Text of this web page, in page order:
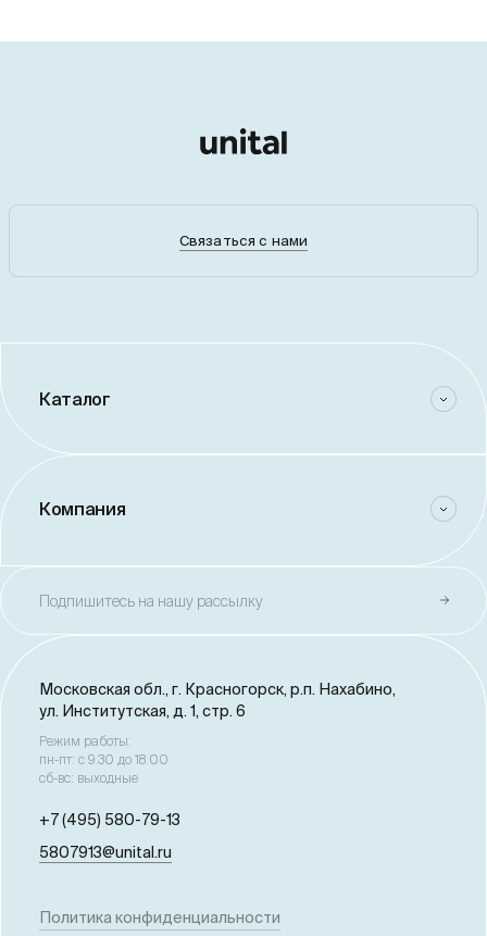
Связаться с нами
Каталог
Компания
Подпишитесь на нашу рассылку
Московская обл., г. Красногорск, р.п. Нахабино,
ул. Институтская, д. 1, стр. 6
Режим работы:
пн-пт: с 9.30 до 18.00
сб-вс: выходные
+7 (495) 580-79-13
5807913@unital.ru
Политика конфиденциальности